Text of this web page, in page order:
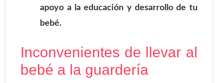
apoyo a la educación y desarrollo de tu
bebé.
Inconvenientes de llevar al
bebé a la guardería